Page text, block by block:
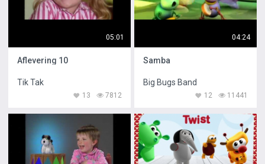
05:01
Aflevering 10
Tik Tak
7812
13
04:24
Samba
Big Bugs Band
11441
12